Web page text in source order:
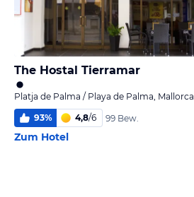
The Hostal Tierramar
Platja de Palma / Playa de Palma, Mallorca
93% 4,8/6 99 Bew.
Zum Hotel